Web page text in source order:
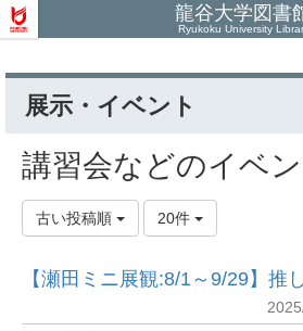
龍谷大学図書
Ryukoku University
展示・イベント
講習会などのイベン
古い投稿順 20件
【瀬田ミニ展観:8/1～9/29】推